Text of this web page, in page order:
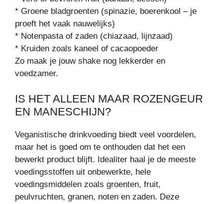
* Groene bladgroenten (spinazie, boerenkool – je
proeft het vaak nauwelijks)
* Notenpasta of zaden (chiazaad, lijnzaad)
* Kruiden zoals kaneel of cacaopoeder
Zo maak je jouw shake nog lekkerder en
voedzamer.
IS HET ALLEEN MAAR ROZENGEUR
EN MANESCHIJN?
Veganistische drinkvoeding biedt veel voordelen,
maar het is goed om te onthouden dat het een
bewerkt product blijft. Idealiter haal je de meeste
voedingsstoffen uit onbewerkte, hele
voedingsmiddelen zoals groenten, fruit,
peulvruchten, granen, noten en zaden. Deze